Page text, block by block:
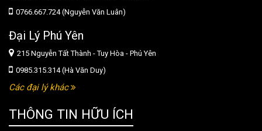
0766.667.724 (Nguyễn Văn Luân)
Đại Lý Phú Yên
215 Nguyễn Tất Thành - Tuy Hòa - Phú Yên
0985.315.314 (Hà Văn Duy)
Các đại lý khác
THÔNG TIN HỮU ÍCH